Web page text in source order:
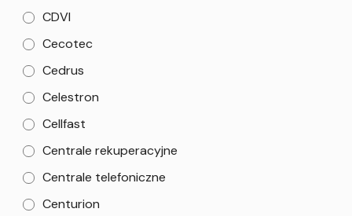
CDVI
Cecotec
Cedrus
Celestron
Cellfast
Centrale rekuperacyjne
Centrale telefoniczne
Centurion